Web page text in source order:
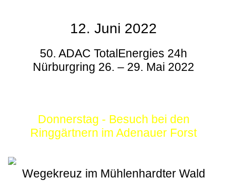
12. Juni 2022
50. ADAC TotalEnergies 24h
Nürburgring 26. – 29. Mai 2022
Donnerstag - Besuch bei den
Ringgärtnern im Adenauer Forst
Wegekreuz im Mühlenhardter Wald